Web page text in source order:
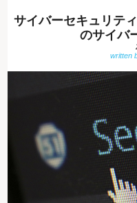
サイバーセキュリテ
のサイバ